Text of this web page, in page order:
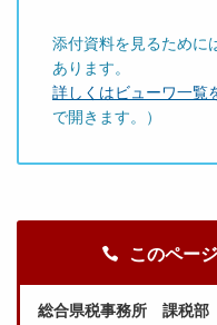
添付資料を見るために
あります。
詳しくはビューワ一覧
で開きます。）
このペー
総合県税事務所 課税